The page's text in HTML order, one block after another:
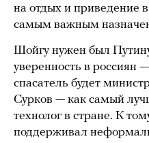
на отдых и приведение
самым важным
Шойгу нужен был
уверенность в россиян
спасатель будет
Сурков — как самый
технолог в стране. К
поддерживал